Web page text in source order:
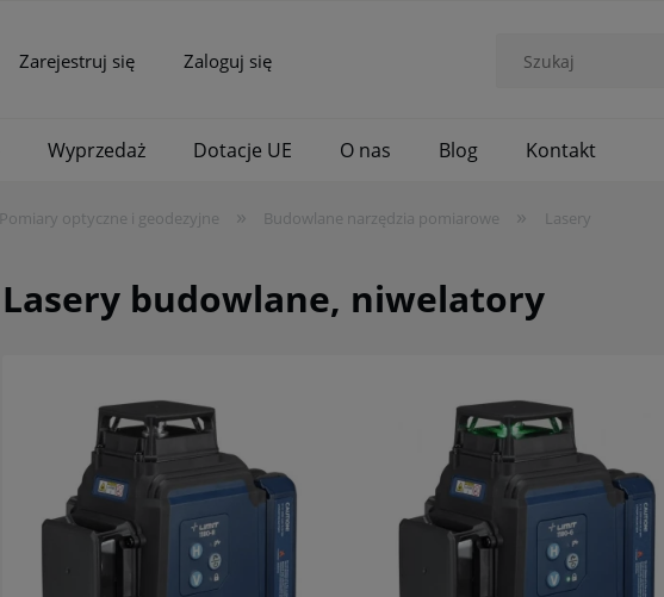
Zarejestruj się Zaloguj się
Wyprzedaż Dotacje UE O nas Blog Kontakt
Pomiary optyczne i geodezyjne » Budowlane narzędzia pomiarowe » Lasery
Lasery budowlane, niwelatory